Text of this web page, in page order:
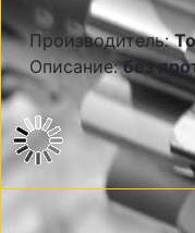
Производитель:
Описание:без